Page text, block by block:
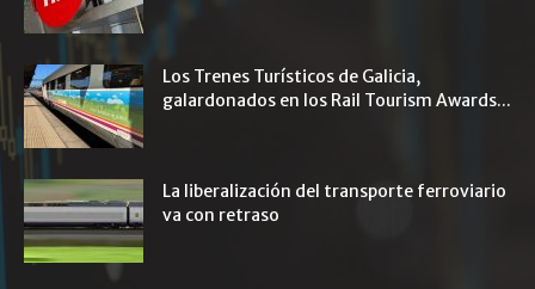
Los Trenes Turísticos de Galicia,
galardonados en los Rail Tourism Awards...
La liberalización del transporte ferroviario
va con retraso